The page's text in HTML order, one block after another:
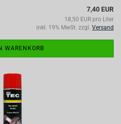
7,40 EUR
18,50 EUR pro Liter
inkl. 19% MwSt. zzgl. Versand
WARENKORB